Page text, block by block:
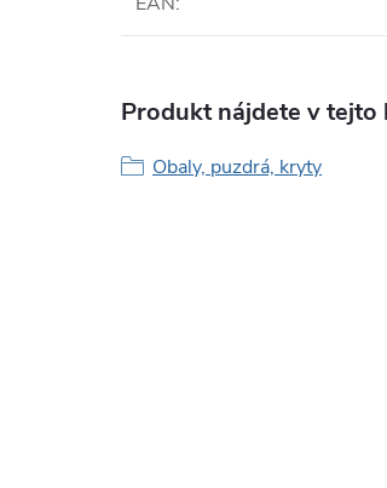
Produkt nájdete v tejto
Obaly, puzdrá, kryty